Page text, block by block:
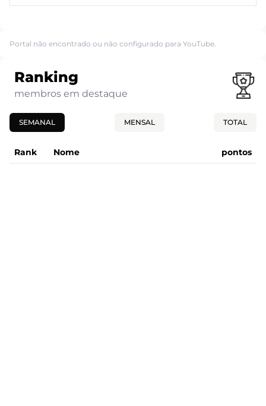
Portal não encontrado ou não configurado para YouTube.
Ranking
membros em destaque
SEMANAL MENSAL TOTAL
Rank Nome pontos